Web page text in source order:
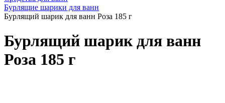
Бурлящие шарики для ванн
Бурлящий шарик для ванн Роза 185 г
Бурлящий шарик для ванн
Роза 185 г